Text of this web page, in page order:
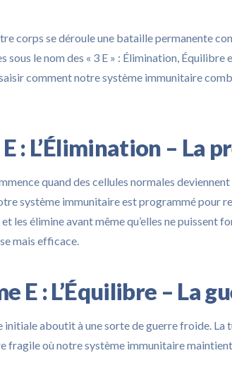
corps se déroule une bataille permanente
sous le nom des « 3 E » : Élimination,
comment notre système immunitaire
: L’Élimination – La
quand des cellules normales
système immunitaire est programmé pour
les élimine avant même qu’elles ne puissent
mais efficace.
E : L’Équilibre – La
aboutit à une sorte de guerre froide. La
fragile où notre système immunitaire